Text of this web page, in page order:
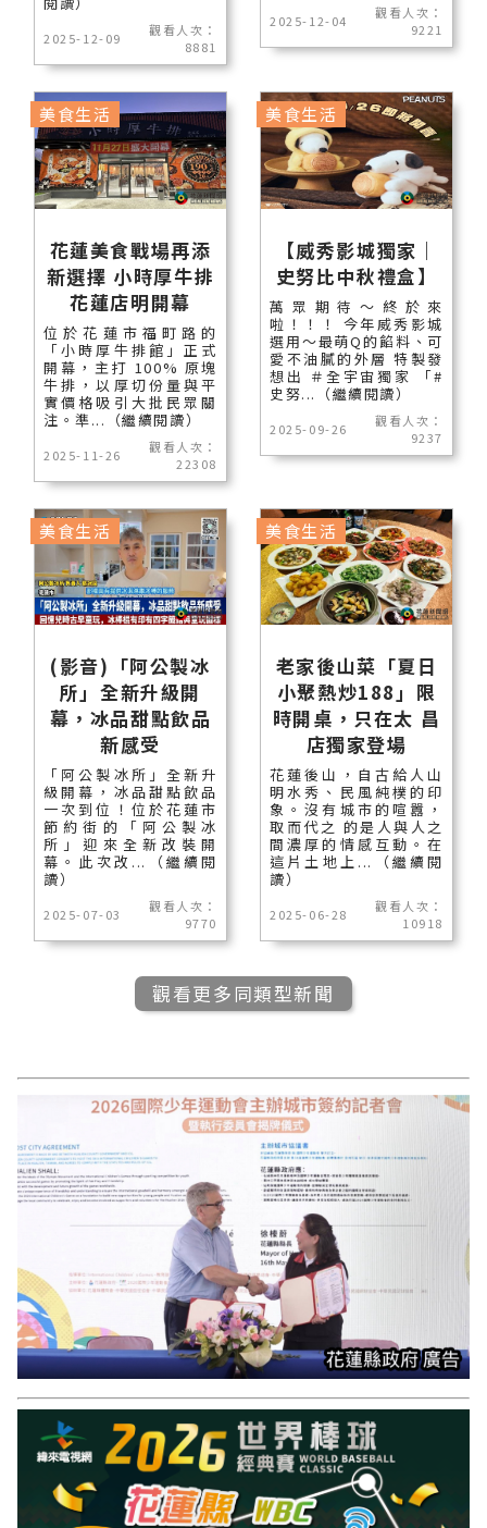
2025-12-09
觀看人次：
8881
2025-12-04
觀看人次：
9221
花蓮美食戰場再添
新選擇 小時厚牛排
花蓮店明開幕
位於花蓮市福町路的
「小時厚牛排館」正式
開幕，主打 100% 原塊
牛排，以厚切份量與平
實價格吸引大批民眾關
注。準...（繼續閱讀）
2025-11-26
觀看人次：
22308
美食生活
【威秀影城獨家｜
史努比中秋禮盒】
萬眾期待～終於來
啦！！！ 今年威秀影城
選用～最萌Q的餡料、可
愛不油膩的外層 特製發
想出 ＃全宇宙獨家 「#
史努...（繼續閱讀）
2025-09-26
觀看人次：
9237
美食生活
(影音)「阿公製冰
所」全新升級開
幕，冰品甜點飲品
新感受
「阿公製冰所」全新升
級開幕，冰品甜點飲品
一次到位！位於花蓮市
節約街的「阿公製冰
所」迎來全新改裝開
幕。此次改...（繼續閱
讀）
2025-07-03
觀看人次：
9770
美食生活
老家後山菜「夏日
小聚熱炒188」限
時開桌，只在太 昌
店獨家登場
花蓮後山，自古給人山
明水秀、民風純樸的印
象。沒有城市的喧囂，
取而代之 的是人與人之
間濃厚的情感互動。在
這片土地上...（繼續閱
讀）
2025-06-28
觀看人次：
10918
美食生活
觀看更多同類型新聞